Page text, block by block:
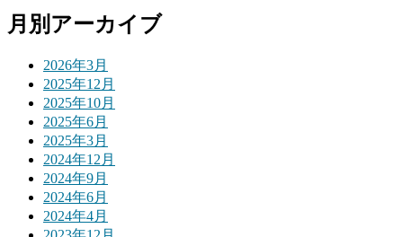
月別アーカイブ
2026年3月
2025年12月
2025年10月
2025年6月
2025年3月
2024年12月
2024年9月
2024年6月
2024年4月